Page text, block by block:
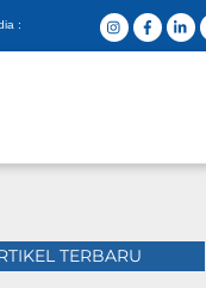
:
TERBARU